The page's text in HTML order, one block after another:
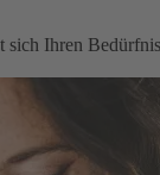
Ihren